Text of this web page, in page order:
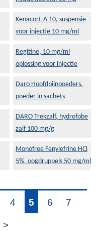
Kenacort-A 10, suspensie
voor injectie 10 mg/ml
Regitine, 10 mg/ml
oplossing voor injectie
Daro Hoofdpijnpoeders,
poeder in sachets
DARO Trekzalf, hydrofobe
zalf 100 mg/g
Monofree Fenylefrine HCl
5%, oogdruppels 50 mg/ml
4 5 6 7
>